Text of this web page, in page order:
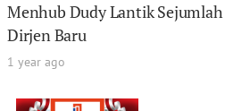
Menhub Dudy Lantik Sejumlah
Dirjen Baru
1 year ago